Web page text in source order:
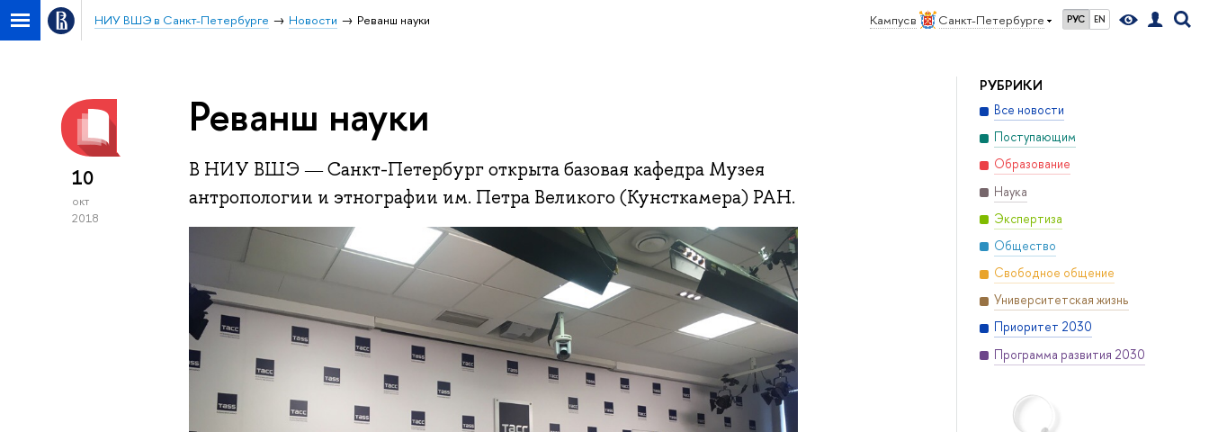
Кампус в Санкт-Петербурге РУС EN
НИУ ВШЭ в Санкт-Петербурге Новости Реванш науки
РУБРИКИ
Все новости
Поступающим
Образование
Наука
Экспертиза
Общество
Свободное общение
Университетская жизнь
Приоритет 2030
Программа развития 2030
10
окт
2018
Реванш науки
В НИУ ВШЭ ― Санкт-Петербург открыта базовая кафедра Музея
антропологии и этнографии им. Петра Великого (Кунсткамера) РАН.